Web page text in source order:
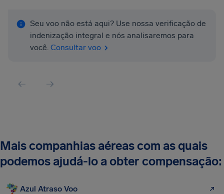
Seu voo não está aqui? Use nossa verificação de
indenização integral e nós analisaremos para
você. Consultar voo
Mais companhias aéreas com as quais
podemos ajudá-lo a obter compensação:
Azul Atraso Voo